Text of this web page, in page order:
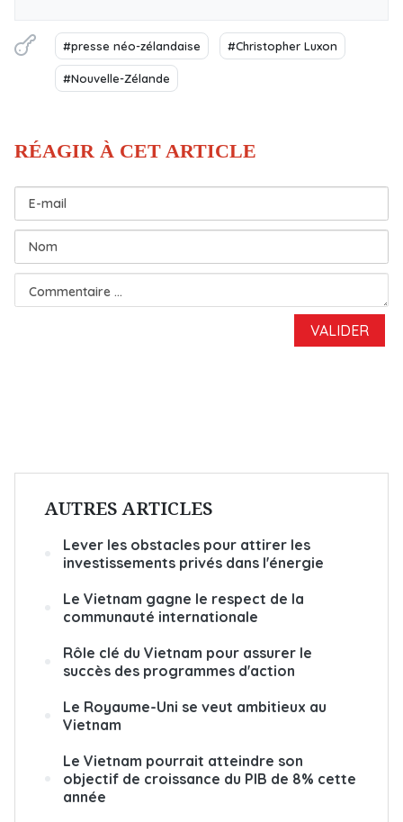
#presse néo-zélandaise #Christopher Luxon
#Nouvelle-Zélande
AUTRES ARTICLES
Lever les obstacles pour attirer les
investissements privés dans l'énergie
Le Vietnam gagne le respect de la
communauté internationale
Rôle clé du Vietnam pour assurer le
succès des programmes d'action
Le Royaume-Uni se veut ambitieux au
Vietnam
Le Vietnam pourrait atteindre son
objectif de croissance du PIB de 8% cette
année